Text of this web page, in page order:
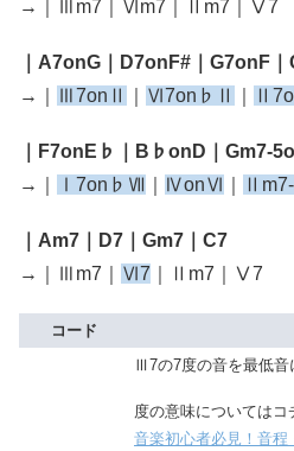
→｜Ⅲm7｜Ⅵm7｜Ⅱm7｜Ⅴ7
｜A7onG｜D7onF#｜G7onF
→｜
Ⅲ7onⅡ Ⅵ7on♭Ⅱ
｜F7onE♭｜B♭onD｜Gm7-
→｜
Ⅰ7on♭Ⅶ ⅣonⅥ
｜Am7｜D7｜Gm7｜C7
→｜Ⅲm7｜
Ⅵ7 ｜Ⅱm7｜Ⅴ7
コード
Ⅲ7の7度の音を最低音
度の意味についてはコ
音楽初心者必見！音